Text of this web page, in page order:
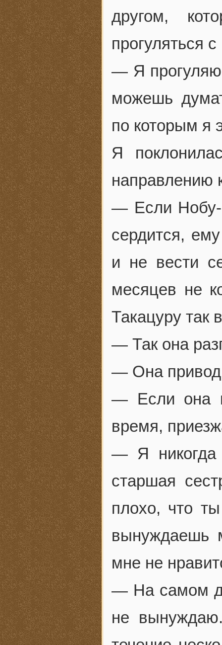
другом,
прогуляться
— Я
можешь
по которым я
Я
направлению
— Если Нобу-
сердится,
и не вести
месяцев не
Такацуру так
— Так она
— Она
— Если она
время,
— Я никогда
старшая
плохо, что
вынуждаешь
мне не
— На самом
не